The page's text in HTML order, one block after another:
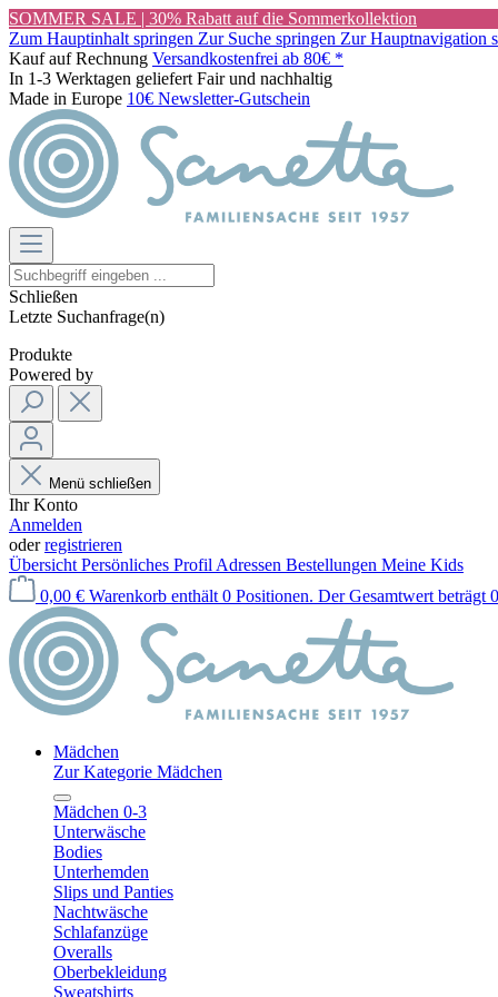
SOMMER SALE | 30% Rabatt auf die Sommerkollektion
Zum Hauptinhalt springen Zur Suche springen Zur Hauptnavigation
Kauf auf Rechnung Versandkostenfrei ab 80€ *
In 1-3 Werktagen geliefert Fair und nachhaltig
Made in Europe 10€ Newsletter-Gutschein
Schließen
Letzte Suchanfrage(n)
Produkte
Powered by
Menü schließen
Ihr Konto
Anmelden
oderregistrieren
Übersicht Persönliches Profil Adressen Bestellungen Meine Kids
0,00 € Warenkorb enthält 0 Positionen. Der Gesamtwert beträgt
Mädchen
Zur Kategorie Mädchen
Mädchen 0-3
Unterwäsche
Bodies
Unterhemden
Slips und Panties
Nachtwäsche
Schlafanzüge
Overalls
Oberbekleidung
Sweatshirts